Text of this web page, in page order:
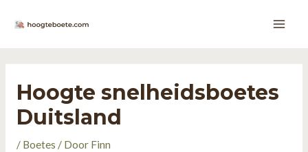
naar
Hoogte snelheidsboetes
Duitsland
/ Boetes / Door Finn